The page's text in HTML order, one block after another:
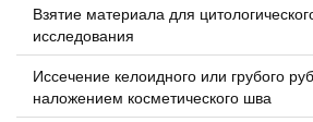
Взятие материала для
исследования
Иссечение келоидного или грубого
наложением косметического шва